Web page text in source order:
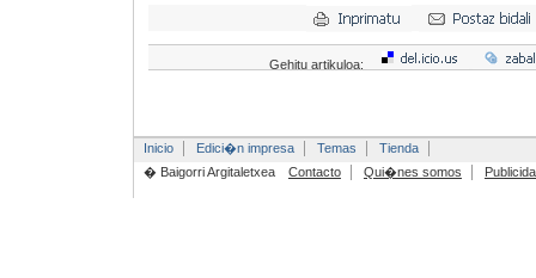
Gehitu artikuloa:
Inicio Edici�n impresa Temas
Tienda
� Baigorri Argitaletxea
Contacto Qui�nes somos